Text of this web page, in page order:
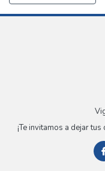
¡Te invitamos a dejar